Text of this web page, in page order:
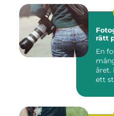
rätt
En
året.
ett